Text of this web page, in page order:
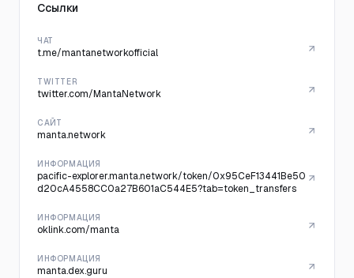
Ссылки
ЧАТ
t.me/mantanetworkofficial
TWITTER
twitter.com/MantaNetwork
САЙТ
manta.network
ИНФОРМАЦИЯ
pacific-explorer.manta.network/token/0x95CeF13441Be50
d20cA4558CC0a27B601aC544E5?tab=token_transfers
ИНФОРМАЦИЯ
oklink.com/manta
ИНФОРМАЦИЯ
manta.dex.guru